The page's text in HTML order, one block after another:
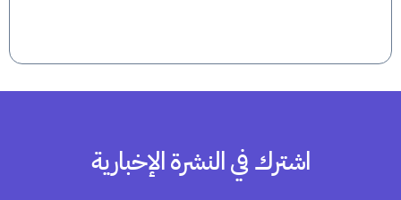
اشترك في النشرة الإخبارية